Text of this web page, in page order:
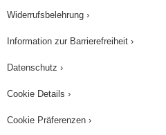
Widerrufsbelehrung ›
Information zur Barrierefreiheit ›
Datenschutz ›
Cookie Details ›
Cookie Präferenzen ›